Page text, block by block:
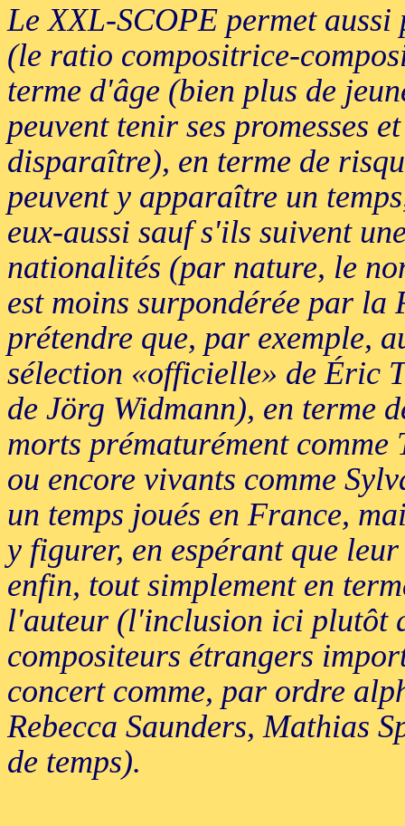
Le XXL-SCOPE permet
(le ratio compositrice-
terme d'âge (bien plus de
peuvent tenir ses promesses
disparaître), en terme de
peuvent y apparaître un
eux-aussi sauf s'ils suivent
nationalités (par nature, le
est moins surpondérée par
prétendre que, par exemple,
sélection «officielle» de Éric
de Jörg Widmann), en terme
morts prématurément
ou encore vivants comme
un temps joués en France,
y figurer, en espérant que
enfin, tout simplement en
l'auteur (l'inclusion ici plutôt
compositeurs étrangers
concert comme, par ordre
Rebecca Saunders, Mathias
de temps).